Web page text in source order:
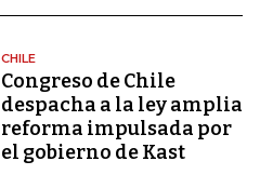
CHILE
Congreso de Chile
despacha a la ley amplia
reforma impulsada por
el gobierno de Kast